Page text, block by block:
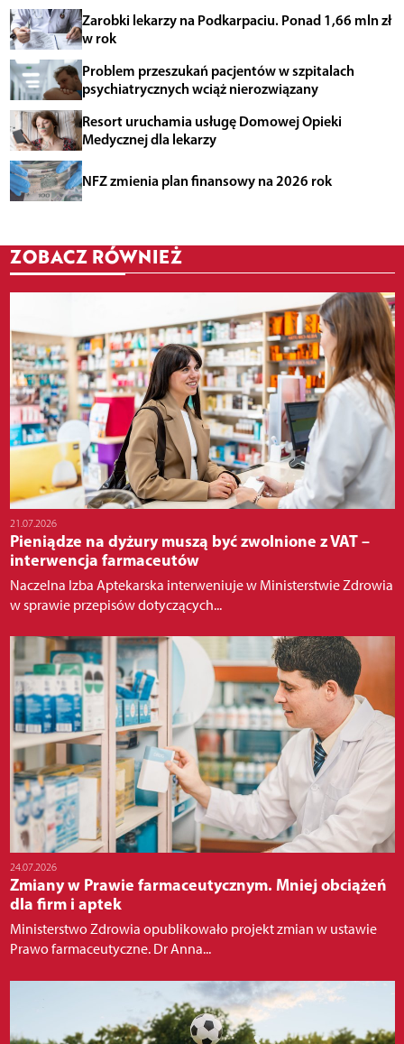
Zarobki lekarzy na Podkarpaciu. Ponad 1,66 mln zł
w rok
Problem przeszukań pacjentów w szpitalach
psychiatrycznych wciąż nierozwiązany
Resort uruchamia usługę Domowej Opieki
Medycznej dla lekarzy
NFZ zmienia plan finansowy na 2026 rok
ZOBACZ RÓWNIEŻ
21.07.2026
Pieniądze na dyżury muszą być zwolnione z VAT –
interwencja farmaceutów
Naczelna Izba Aptekarska interweniuje w Ministerstwie Zdrowia
w sprawie przepisów dotyczących...
24.07.2026
Zmiany w Prawie farmaceutycznym. Mniej obciążeń
dla firm i aptek
Ministerstwo Zdrowia opublikowało projekt zmian w ustawie
Prawo farmaceutyczne. Dr Anna...